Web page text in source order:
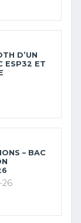
D’UN
ESP32 ET
– BAC
26